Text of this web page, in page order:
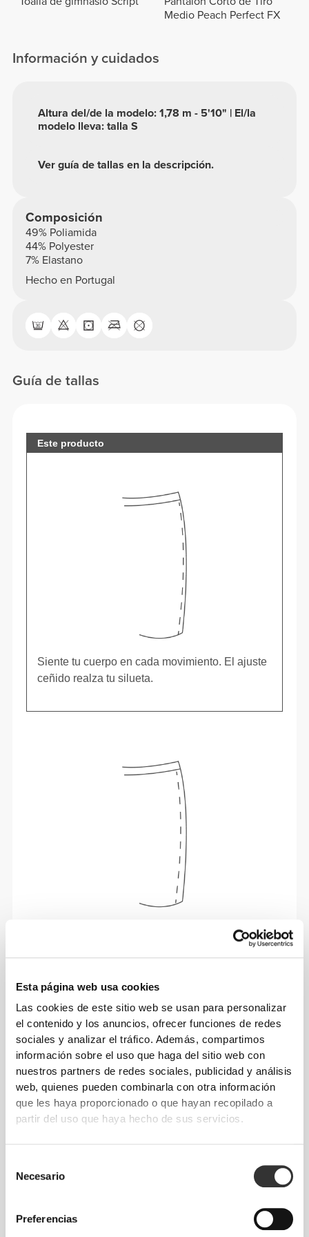
Esta página web usa cookies
Las cookies de este sitio web se usan para personalizar
el contenido y los anuncios, ofrecer funciones de redes
sociales y analizar el tráfico. Además, compartimos
información sobre el uso que haga del sitio web con
nuestros partners de redes sociales, publicidad y análisis
web, quienes pueden combinarla con otra información
que les haya proporcionado o que hayan recopilado a
partir del uso que haya hecho de sus servicios.
Necesario
Preferencias
Medio Peach Perfect FX
Información y cuidados
Ver guía de tallas en la descripción.
Altura del/de la modelo: 1,78 m - 5'10" | El/la
modelo lleva: talla S
Composición
49% Poliamida
44% Polyester
7% Elastano
Hecho en Portugal
Guía de tallas
Este producto
Siente tu cuerpo en cada movimiento. El ajuste
ceñido realza tu silueta.
Moverse con comodidad y libertad todos los